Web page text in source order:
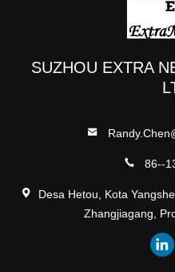
SUZHOU EXTRA
86--
Desa Hetou, Kota
Zhangjiagang,